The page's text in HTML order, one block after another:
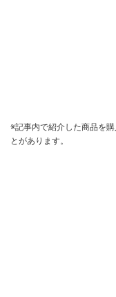
※記事内で紹介した商品を
とがあります。